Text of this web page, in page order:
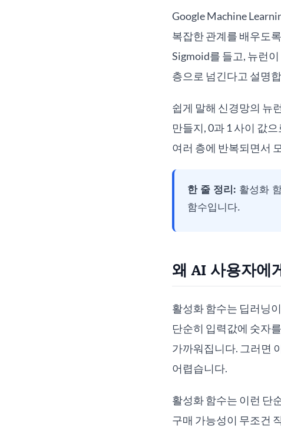
Google Machine
복잡한 관계를 배우도
Sigmoid를 들고, 뉴런
층으로 넘긴다고 설명
쉽게 말해 신경망의 뉴
만들지, 0과 1 사이 값
여러 층에 반복되면서
한 줄 정리: 활성화
함수입니다.
왜 AI 사용자에
활성화 함수는 딥러닝
단순히 입력값에 숫자
가까워집니다. 그러면
어렵습니다.
활성화 함수는 이런 단
구매 가능성이 무조건